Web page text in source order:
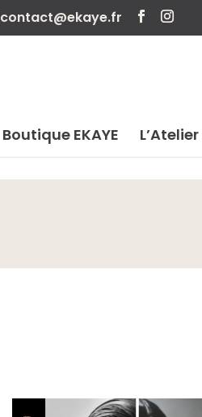
contact@ekaye.fr
Boutique EKAYE